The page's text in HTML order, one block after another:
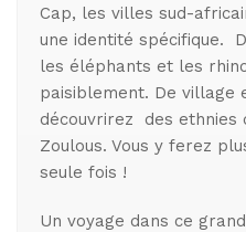
Cap, les villes sud-
une identité spécifique.
les éléphants et les
paisiblement. De village
découvrirez des ethnies
Zoulous. Vous y ferez
seule fois !
Un voyage dans ce